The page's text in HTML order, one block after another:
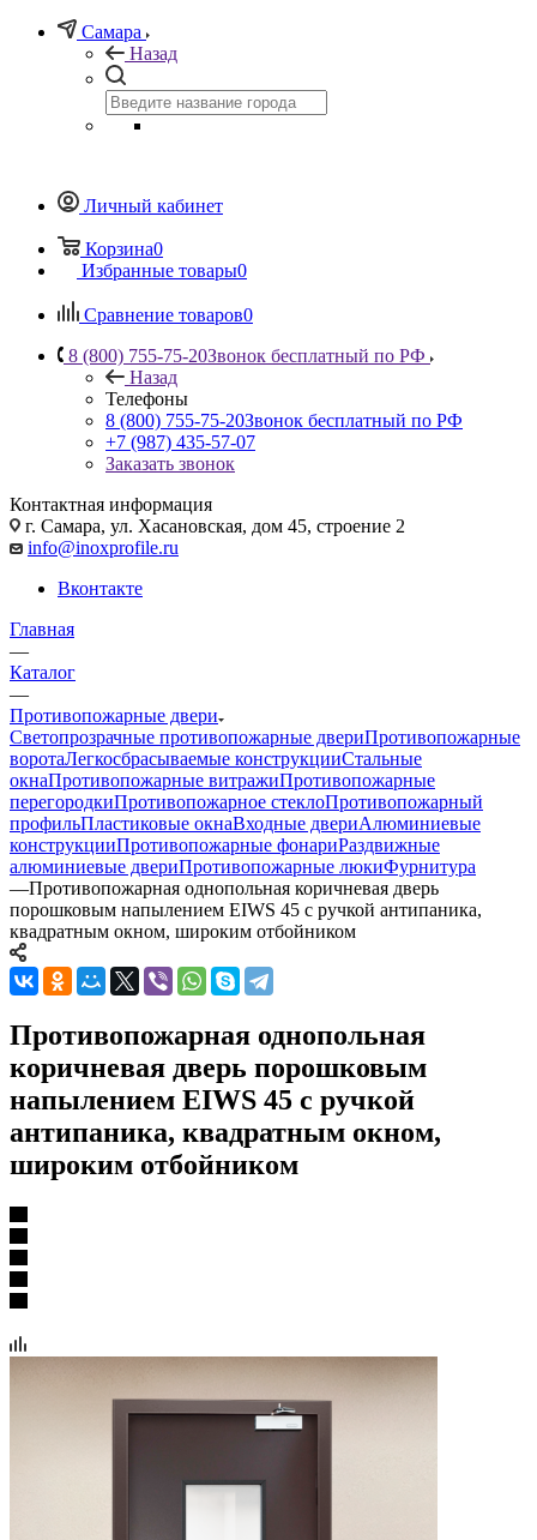
Самара
Назад
Личный кабинет
Корзина0
Избранные товары0
Сравнение товаров0
8 (800) 755-75-20Звонок бесплатный по РФ
Назад
Телефоны
8 (800) 755-75-20Звонок бесплатный по РФ
+7 (987) 435-57-07
Заказать звонок
Контактная информация
г. Самара, ул. Хасановская, дом 45, строение 2
info@inoxprofile.ru
Вконтакте
Главная
—
Каталог
—
Противопожарные двери
Светопрозрачные противопожарные двериПротивопожарные
воротаЛегкосбрасываемые конструкцииСтальные
окнаПротивопожарные витражиПротивопожарные
перегородкиПротивопожарное стеклоПротивопожарный
профильПластиковые окнаВходные двериАлюминиевые
конструкцииПротивопожарные фонариРаздвижные
алюминиевые двериПротивопожарные люкиФурнитура
—Противопожарная однопольная коричневая дверь
порошковым напылением EIWS 45 с ручкой антипаника,
квадратным окном, широким отбойником
Противопожарная однопольная
коричневая дверь порошковым
напылением EIWS 45 с ручкой
антипаника, квадратным окном,
широким отбойником